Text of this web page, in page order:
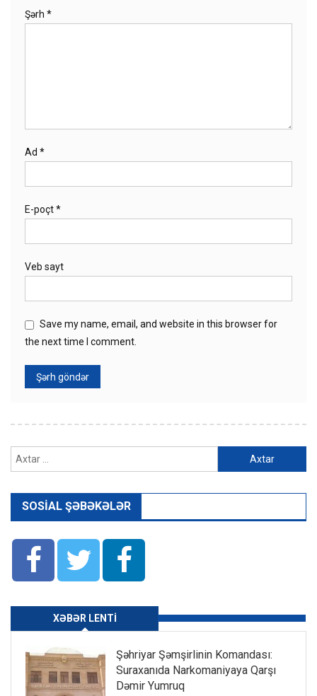
Şərh *
Ad *
E-poçt*
Veb sayt
Save my name, email, and website in this browser for
the next time I comment.
SOSIAL ŞƏBƏKƏLƏR
XƏBƏR LENTI
Şəhriyar Şəmşirlinin Komandası:
Suraxanıda Narkomaniyaya Qarşı
Dəmir Yumruq